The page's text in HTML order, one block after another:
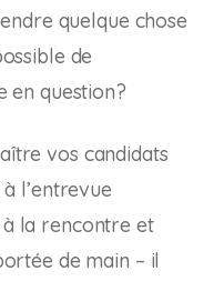
quelque chose
de
en question?
vos candidats
l’entrevue
la rencontre et
de main – il